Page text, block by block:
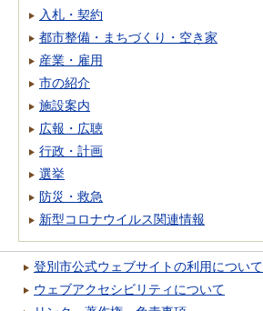
入札・契約
都市整備・まちづくり・空き家
産業・雇用
市の紹介
施設案内
広報・広聴
行政・計画
選挙
防災・救急
新型コロナウイルス関連情報
登別市公式ウェブサイトの利用について
ウェブアクセシビリティについて